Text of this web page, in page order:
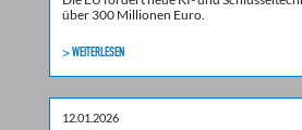
über 300 Millionen Euro.
> WEITERLESEN
12.01.2026